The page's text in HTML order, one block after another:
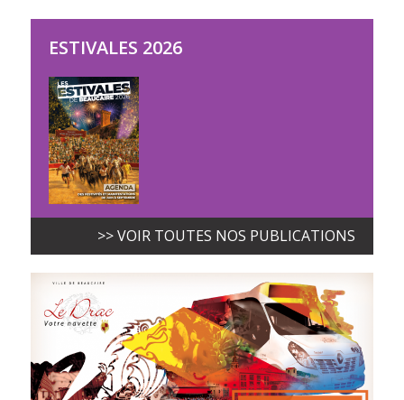
ESTIVALES 2026
>> VOIR TOUTES NOS PUBLICATIONS